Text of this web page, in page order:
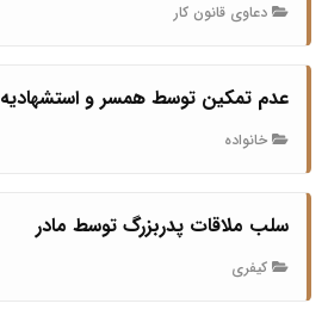
دعاوی قانون کار
عدم تمکین توسط همسر و استشهاديه
خانواده
سلب ملاقات پدربزرگ توسط مادر
کیفری